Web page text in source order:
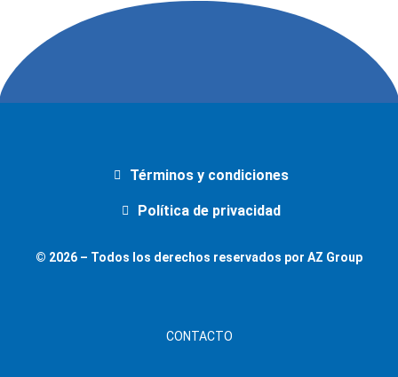
Términos y condiciones
Política de privacidad
© 2026 – Todos los derechos reservados por AZ Group
CONTACTO